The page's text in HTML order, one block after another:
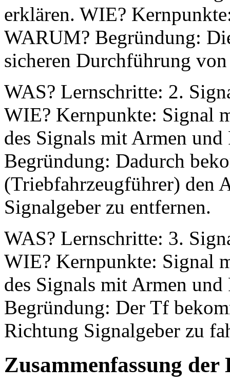
erklären. WIE?
WARUM? Begründung:
sicheren Durchführung
WAS? Lernschritte: 2.
WIE? Kernpunkte: Signal
des Signals mit Armen
Begründung: Dadurch
(Triebfahrzeugführer) den
Signalgeber zu entfernen.
WAS? Lernschritte: 3.
WIE? Kernpunkte: Signal
des Signals mit Armen
Begründung: Der Tf
Richtung Signalgeber zu
Zusammenfassung der